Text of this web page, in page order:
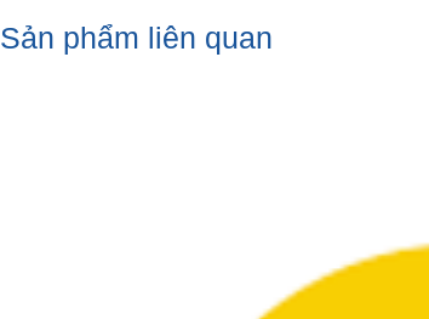
Sản phẩm liên quan